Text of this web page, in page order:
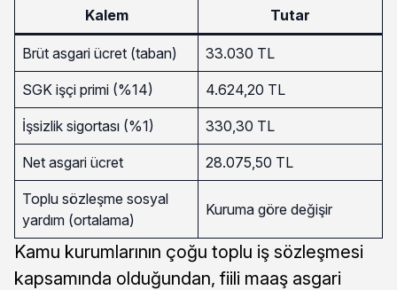
Kalem Tutar
Brüt asgari ücret (taban) 33.030 TL
SGK işçi primi (%14) 4.624,20 TL
İşsizlik sigortası (%1) 330,30 TL
Net asgari ücret 28.075,50 TL
Toplu sözleşme sosyal
yardım (ortalama)
Kuruma göre değişir
Kamu kurumlarının çoğu toplu iş sözleşmesi
kapsamında olduğundan, fiili maaş asgari